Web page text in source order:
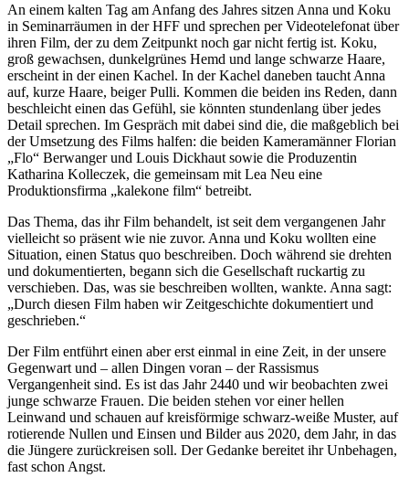
An einem kalten Tag am Anfang des Jahres sitzen Anna und Koku
in Seminarräumen in der HFF und sprechen per Videotelefonat über
ihren Film, der zu dem Zeitpunkt noch gar nicht fertig ist. Koku,
groß gewachsen, dunkelgrünes Hemd und lange schwarze Haare,
erscheint in der einen Kachel. In der Kachel daneben taucht Anna
auf, kurze Haare, beiger Pulli. Kommen die beiden ins Reden, dann
beschleicht einen das Gefühl, sie könnten stundenlang über jedes
Detail sprechen. Im Gespräch mit dabei sind die, die maßgeblich bei
der Umsetzung des Films halfen: die beiden Kameramänner Florian
„Flo“ Berwanger und Louis Dickhaut sowie die Produzentin
Katharina Kolleczek, die gemeinsam mit Lea Neu eine
Produktionsfirma „kalekone film“ betreibt.
Das Thema, das ihr Film behandelt, ist seit dem vergangenen Jahr
vielleicht so präsent wie nie zuvor. Anna und Koku wollten eine
Situation, einen Status quo beschreiben. Doch während sie drehten
und dokumentierten, begann sich die Gesellschaft ruckartig zu
verschieben. Das, was sie beschreiben wollten, wankte. Anna sagt:
„Durch diesen Film haben wir Zeitgeschichte dokumentiert und
geschrieben.“
Der Film entführt einen aber erst einmal in eine Zeit, in der unsere
Gegenwart und – allen Dingen voran – der Rassismus
Vergangenheit sind. Es ist das Jahr 2440 und wir beobachten zwei
junge schwarze Frauen. Die beiden stehen vor einer hellen
Leinwand und schauen auf kreisförmige schwarz-weiße Muster, auf
rotierende Nullen und Einsen und Bilder aus 2020, dem Jahr, in das
die Jüngere zurückreisen soll. Der Gedanke bereitet ihr Unbehagen,
fast schon Angst.